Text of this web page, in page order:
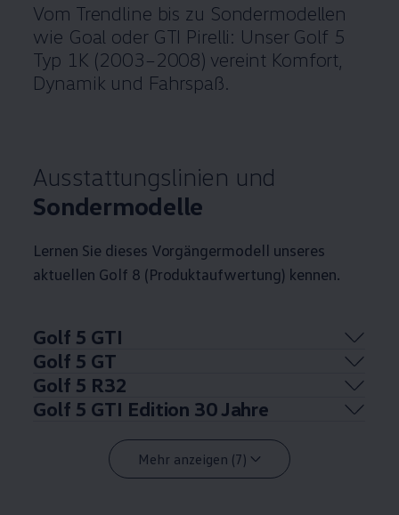
Vom Trendline bis zu Sondermodellen
wie Goal oder GTI Pirelli: Unser Golf 5
Typ 1K (2003–2008) vereint Komfort,
Dynamik und Fahrspaß.
Ausstattungslinien und
Sondermodelle
Lernen Sie dieses Vorgängermodell unseres
aktuellen Golf 8 (Produktaufwertung) kennen.
Golf 5 GTI
Golf 5 GT
Golf 5 R32
Golf 5 GTI Edition 30 Jahre
Mehr anzeigen (7)